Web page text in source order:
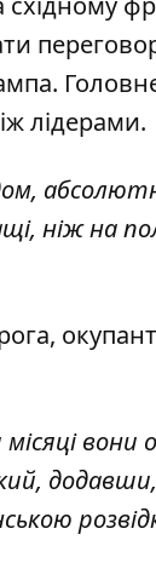
лідерами.
ніж на
вони